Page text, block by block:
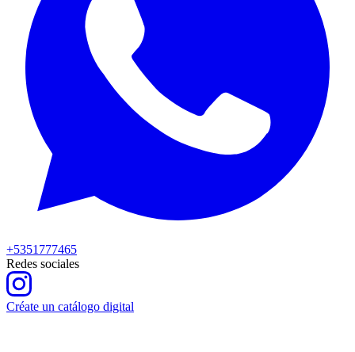
+5351777465
Redes sociales
Créate un catálogo digital